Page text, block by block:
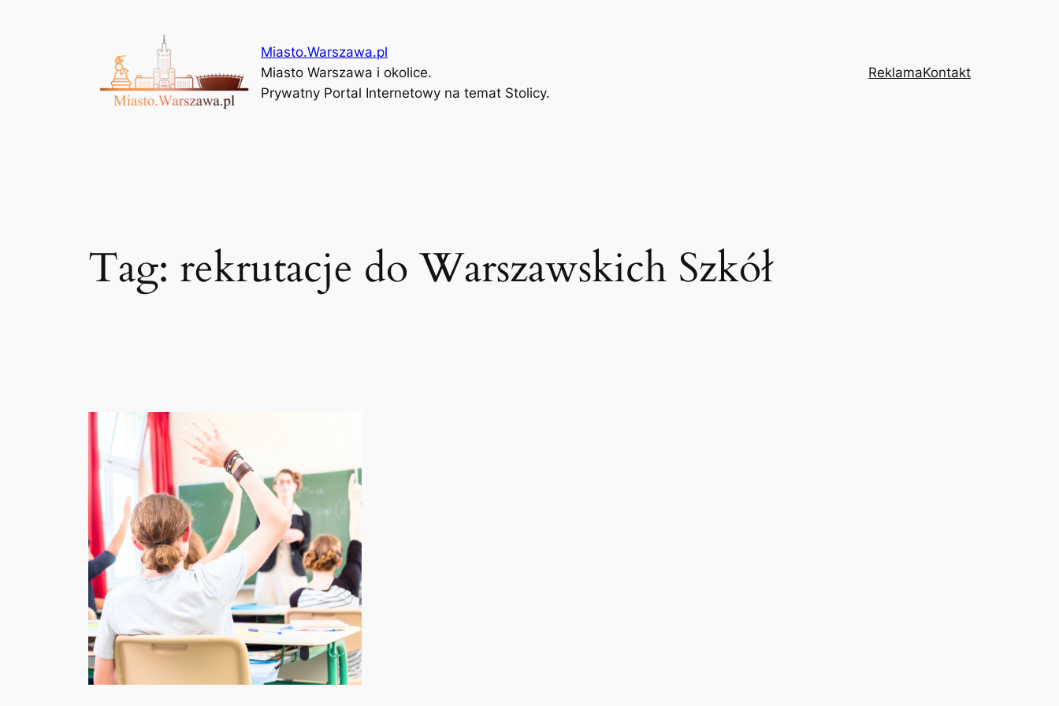
Miasto.Warszawa.pl
Miasto Warszawa i okolice.
Prywatny Portal Internetowy na temat Stolicy.
ReklamaKontakt
Tag: rekrutacje do Warszawskich Szkół